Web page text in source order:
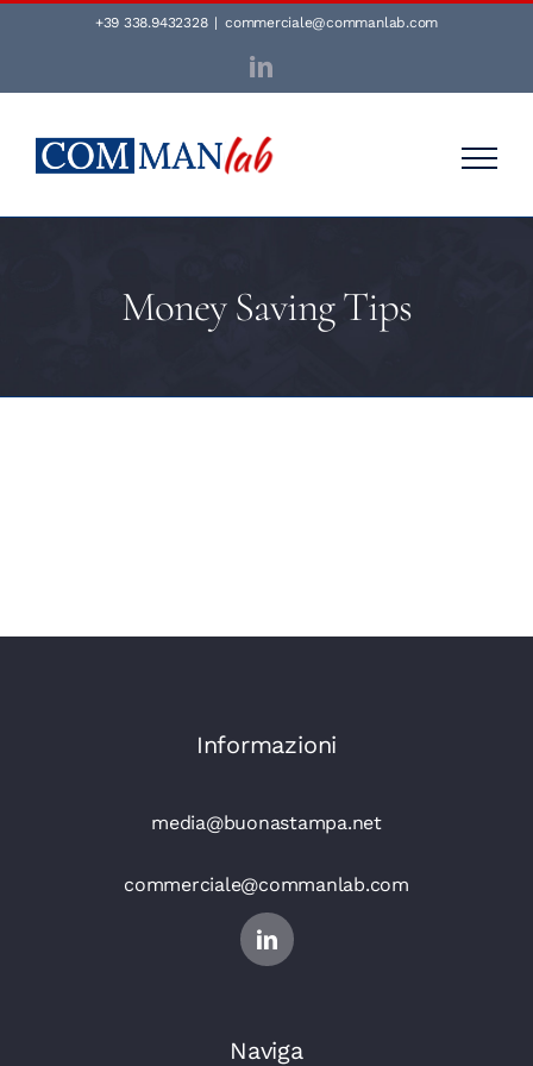
+39 338.9432328 | commerciale@commanlab.com
LinkedIn
Money Saving Tips
Informazioni
media@buonastampa.net
commerciale@commanlab.com
Naviga